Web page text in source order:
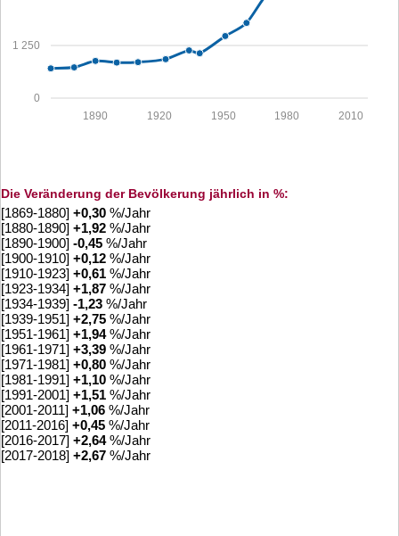
0
1 250
2010
1980
1950
1920
1890
Die Veränderung der Bevölkerung jährlich in %:
[1869-1880] +0,30 %/Jahr
[1880-1890] +1,92 %/Jahr
[1890-1900] -0,45 %/Jahr
[1900-1910] +0,12 %/Jahr
[1910-1923] +0,61 %/Jahr
[1923-1934] +1,87 %/Jahr
[1934-1939] -1,23 %/Jahr
[1939-1951] +2,75 %/Jahr
[1951-1961] +1,94%/Jahr
[1961-1971] +3,39 %/Jahr
[1971-1981] +0,80 %/Jahr
[1981-1991] +1,10 %/Jahr
[1991-2001] +1,51 %/Jahr
[2001-2011] +1,06 %/Jahr
[2011-2016] +0,45 %/Jahr
[2016-2017] +2,64%/Jahr
[2017-2018] +2,67 %/Jahr